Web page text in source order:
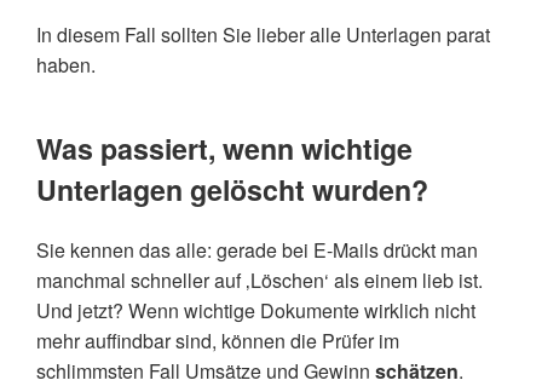
In diesem Fall sollten Sie lieber alle Unterlagen parat
haben.
Was passiert, wenn wichtige
Unterlagen gelöscht wurden?
Sie kennen das alle: gerade bei E-Mails drückt man
manchmal schneller auf ‚Löschen‘ als einem lieb ist.
Und jetzt? Wenn wichtige Dokumente wirklich nicht
mehr auffindbar sind, können die Prüfer im
schlimmsten Fall Umsätze und Gewinn schätzen.